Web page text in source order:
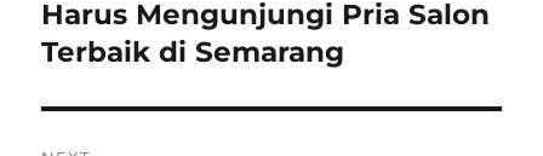
post:
Harus Mengunjungi Pria Salon
Terbaik di Semarang